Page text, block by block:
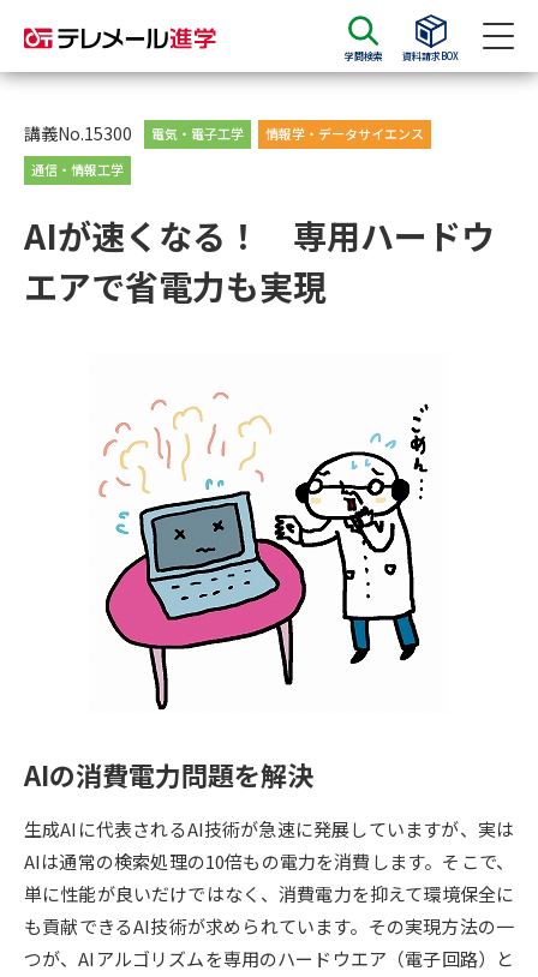
学問検索 資料請求BOX
資料請求 資料検索
大学・短大の資料種類から請求
大学パンフ 学部・学科パンフ
大学・短大以外の資料から請求
専門学校の資料請求 大学院の資料請求
留学・進学関連、塾・予備校
大学入学共通テスト「受験案
内」の請求
大学入学共通テスト「受験上の
高等学校卒業程度認定試験
高等学校（情報）教員資格認定
大学研究 大学検索
講義No.15300 電気・電子工学
情報学・データサイエンス
通信・情報工学
AIが速くなる！ 専用ハードウ
エアで省電力も実現
AIの消費電力問題を解決
生成AIに代表されるAI技術が急速に発展していますが、実は
AIは通常の検索処理の10倍もの電力を消費します。そこで、
単に性能が良いだけではなく、消費電力を抑えて環境保全に
も貢献できるAI技術が求められています。その実現方法の一
つが、AIアルゴリズムを専用のハードウエア（電子回路）と